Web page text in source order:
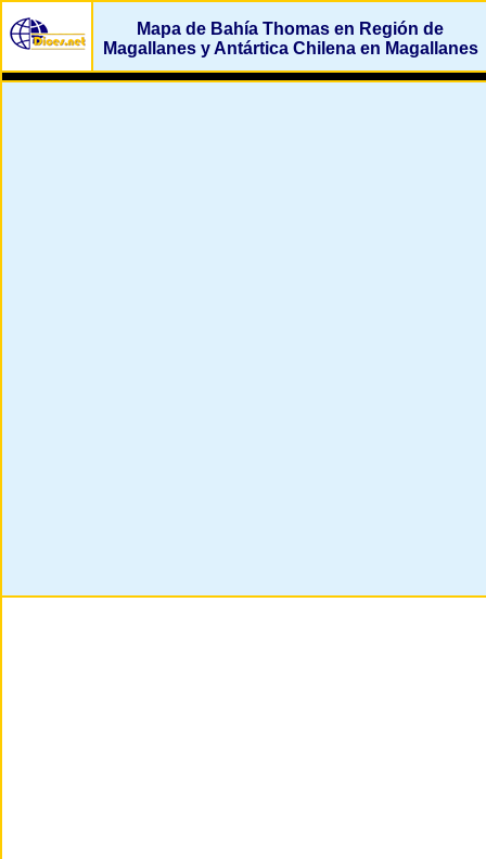
Mapa de Bahía Thomas en Región de
Magallanes y Antártica Chilena en Magallanes